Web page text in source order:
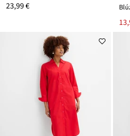
23,99 €
cena